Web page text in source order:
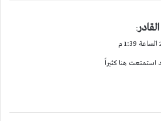
:
استمتعت هنا كثيراً